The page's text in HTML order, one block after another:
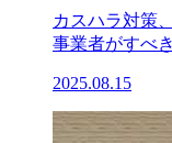
カスハラ対策
事業者がすべ
2025.08.15